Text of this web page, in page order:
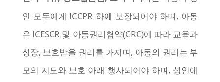
인 모두에게 ICCPR 하에 보장되어야 하며, 아동
은 ICESCR 및 아동권리협약(CRC)에 따라 교육과
성장, 보호받을 권리를 가지며, 아동의 권리는 부
모의 지도와 보호 아래 행사되어야 하며, 성인에